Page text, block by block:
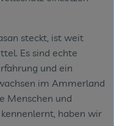
steckt, ist weit
Es sind echte
und ein
im Ammerland
Menschen und
haben wir